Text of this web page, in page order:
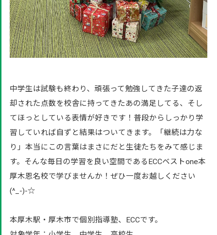
中学生は試験も終わり、頑張って勉強してきた子達の返
却された点数を校舎に持ってきたあの満足してる、そし
てほっとしている表情が好きです！普段からしっかり学
習していれば自ずと結果はついてきます。「継続は力な
り」本当にこの言葉はまさにだと生徒たちをみて感じま
す。そんな毎日の学習を良い空間であるECCベストone本
厚木恩名校で学びませんか！ぜひ一度お越しください
(^_-)-☆
本厚木駅・厚木市で個別指導塾、ECCです。